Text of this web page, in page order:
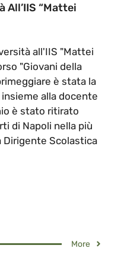
All’IIS “Mattei
all'IIS "Mattei
"Giovani della
è stata la
alla docente
è stato ritirato
di Napoli nella più
Dirigente Scolastica
More